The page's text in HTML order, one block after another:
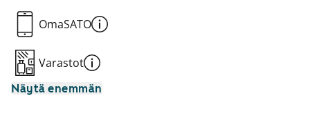
OmaSATO
Varastot
Näytä enemmän